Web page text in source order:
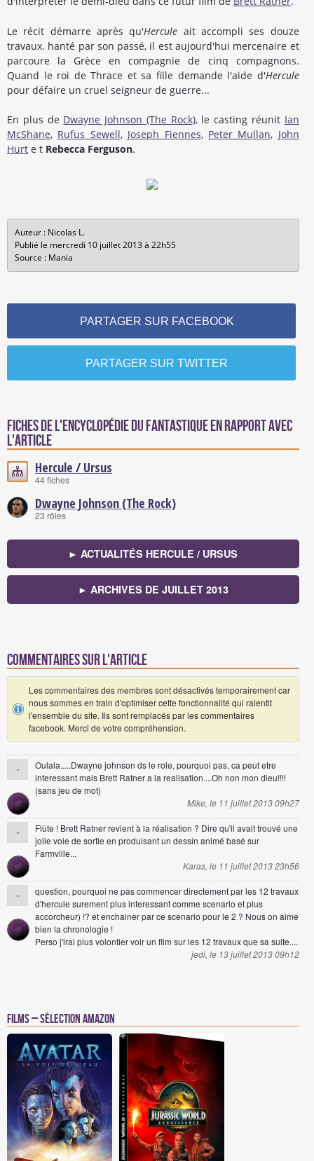
Le récit démarre après qu'Hercule ait accompli ses douze
travaux. hanté par son passé, il est aujourd'hui mercenaire et
parcoure la Grèce en compagnie de cinq compagnons.
Quand le roi de Thrace et sa fille demande l'aide d'Hercule
pour défaire un cruel seigneur de guerre...
En plus de Dwayne Johnson (The Rock), le casting réunit Ian
McShane, Rufus Sewell, Joseph Fiennes, Peter Mullan, John
Hurt e t Rebecca Ferguson.
Auteur : Nicolas L.
Publié le mercredi 10 juillet 2013 à 22h55
Source : Mania
PARTAGER SUR FACEBOOK
PARTAGER SUR TWITTER
Fiches de l'encyclopédie du fantastique en rapport avec
l'article
Hercule / Ursus
44 fiches
Dwayne Johnson (The Rock)
23 rôles
► ACTUALITÉS HERCULE / URSUS
► ARCHIVES DE JUILLET 2013
Commentaires sur l'article
Les commentaires des membres sont désactivés temporairement car
nous sommes en train d'optimiser cette fonctionnalité qui ralentit
l'ensemble du site. Ils sont remplacés par les commentaires
facebook. Merci de votre compréhension.
-
Oulala.....Dwayne johnson ds le role, pourquoi pas, ca peut etre
interessant mais Brett Ratner a la realisation....Oh non mon dieu!!!!
(sans jeu de mot)
Mike, le 11 juillet 2013 09h27
-
Flûte ! Brett Ratner revient à la réalisation ? Dire qu'il avait trouvé une
jolie voie de sortie en produisant un dessin animé basé sur
Farmville...
Karas, le 11 juillet 2013 23h56
-
question, pourquoi ne pas commencer directement par les 12 travaux
d'hercule surement plus interessant comme scenario et plus
accorcheur) !? et enchainer par ce scenario pour le 2 ? Nous on aime
bien la chronologie !
Perso j'irai plus volontier voir un film sur les 12 travaux que sa suite....
jedi, le 13 juillet 2013 09h12
Films – Sélection Amazon